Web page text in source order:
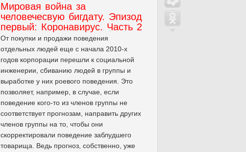
Мировая война за
человечесвую бигдату. Эпизод
первый: Коронавирус. Часть 2
От покупки и продажи поведения
отдельных людей еще с начала 2010-х
годов корпорации перешли к социальной
инженерии, сбиванию людей в группы и
выработке у них роевого поведения. Это
позволяет, например, в случае, если
поведение кого-то из членов группы не
соответствует прогнозам, направить других
членов группы на то, чтобы они
скорректировали поведение заблудшего
товарища. Ведь прогноз, собственно, уже